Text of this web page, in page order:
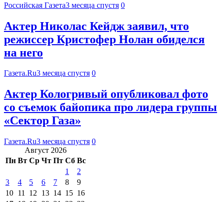
Российская Газета3 месяца спустя 0
Актер Николас Кейдж заявил, что
режиссер Кристофер Нолан обиделся
на него
Газета.Ru3 месяца спустя 0
Актер Кологривый опубликовал фото
со съемок байопика про лидера группы
«Сектор Газа»
Газета.Ru3 месяца спустя 0
Август 2026
Пн Вт Ср Чт Пт Сб Вс
1
2
3
4 5 6 7 8
9
10 11 12 13 14 15 16